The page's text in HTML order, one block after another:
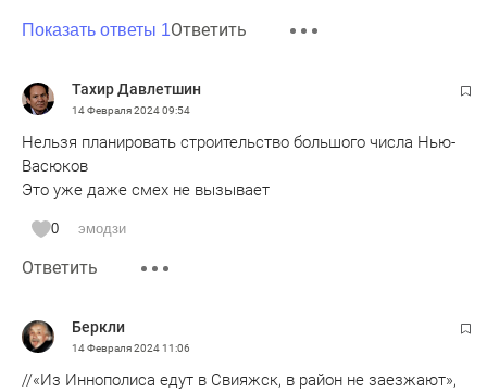
Показать ответы 1Ответить
Тахир Давлетшин
14 Февраля 202409:54
Нельзя планировать строительство большого числа Нью-
Васюков
Это уже даже смех не вызывает
0 эмодзи
Ответить
Беркли
14 Февраля 202411:06
//«Из Иннополиса едут в Свияжск, в район не заезжают»,